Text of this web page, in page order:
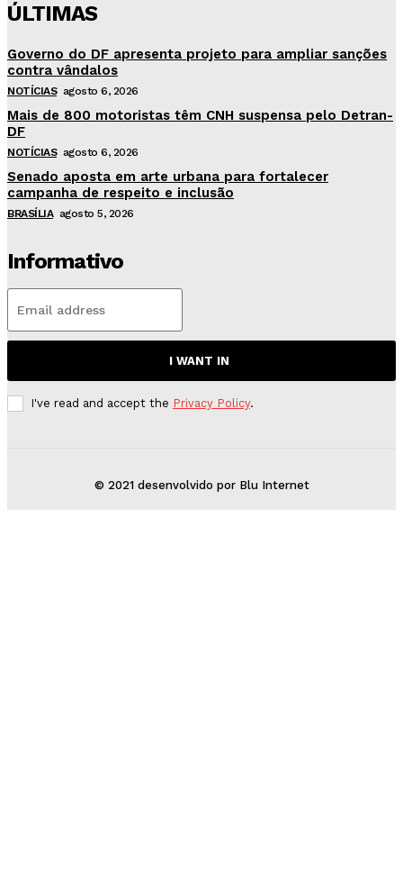
ÚLTIMAS
Governo do DF apresenta projeto para ampliar sanções
contra vândalos
NOTÍCIAS agosto 6, 2026
Mais de 800 motoristas têm CNH suspensa pelo Detran-
DF
NOTÍCIAS agosto 6, 2026
Senado aposta em arte urbana para fortalecer
campanha de respeito e inclusão
BRASÍLIA agosto 5, 2026
Informativo
I WANT IN
I've read and accept the Privacy Policy.
© 2021 desenvolvido por Blu Internet